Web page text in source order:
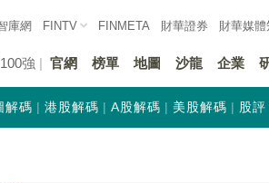
庫網 FINTV FINMETA 財華證券 財華媒體
強 官網 榜單 地圖 沙龍 企業
解碼 港股解碼 A股解碼 美股解碼 股評